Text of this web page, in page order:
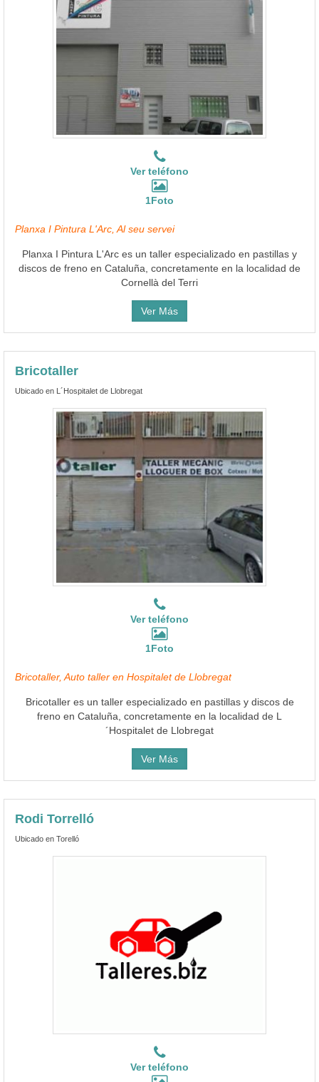
Ver teléfono
1Foto
Planxa I Pintura L'Arc, Al seu servei
Planxa I Pintura L'Arc es un taller especializado en pastillas y
discos de freno en Cataluña, concretamente en la localidad de
Cornellà del Terri
Ver Más
Bricotaller
Ubicado en L´Hospitalet de Llobregat
Ver teléfono
1Foto
Bricotaller, Auto taller en Hospitalet de Llobregat
Bricotaller es un taller especializado en pastillas y discos de
freno en Cataluña, concretamente en la localidad de L
´Hospitalet de Llobregat
Ver Más
Rodi Torrelló
Ubicado en Torelló
Ver teléfono